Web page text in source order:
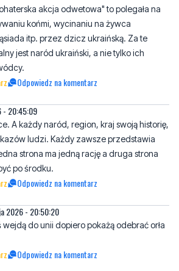
akcja odwetowa" to polegała na
końmi, wycinaniu na żywca
itp. przez dzicz ukraińską. Za te
jest naród ukraiński, a nie tylko ich
Odpowiedz na komentarz
- 20:45:09
A każdy naród, region, kraj swoją historię,
ludzi. Każdy zawsze przedstawia
strona ma jedną rację a druga strona
po środku.
Odpowiedz na komentarz
2026 - 20:50:20
do unii dopiero pokażą odebrać orła
Odpowiedz na komentarz